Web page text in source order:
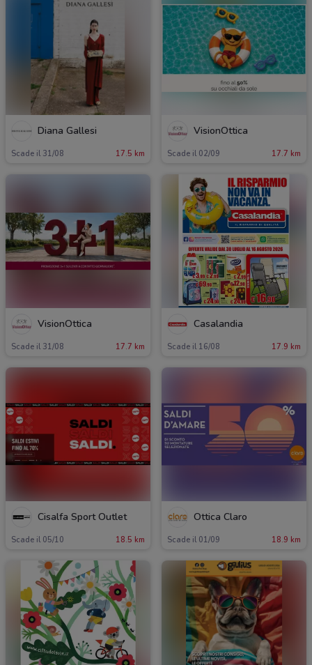
Diana Gallesi
Scade il 31/08 17.5 km
VisionOttica
Scade il 02/09 17.7 km
VisionOttica
Scade il 31/08 17.7 km
Casalandia
Scade il 16/08 17.9 km
Cisalfa Sport Outlet
Scade il 05/10 18.5 km
Ottica Claro
Scade il 01/09 18.9 km